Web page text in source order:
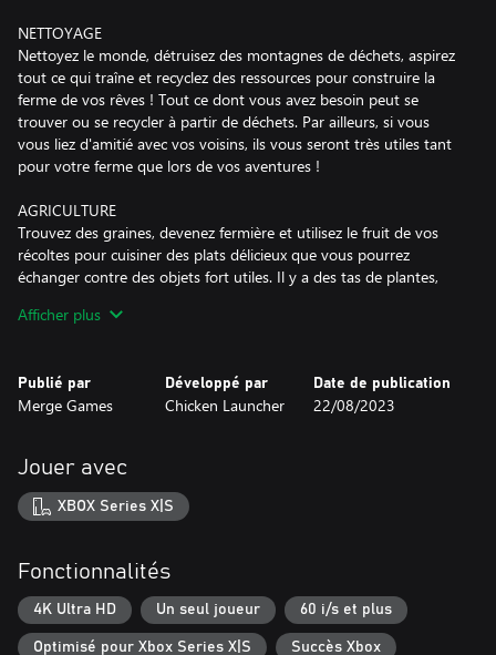
NETTOYAGE
Nettoyez le monde, détruisez des montagnes de déchets, aspirez
tout ce qui traîne et recyclez des ressources pour construire la
ferme de vos rêves ! Tout ce dont vous avez besoin peut se
trouver ou se recycler à partir de déchets. Par ailleurs, si vous
vous liez d'amitié avec vos voisins, ils vous seront très utiles tant
pour votre ferme que lors de vos aventures !
AGRICULTURE
Trouvez des graines, devenez fermière et utilisez le fruit de vos
récoltes pour cuisiner des plats délicieux que vous pourrez
échanger contre des objets fort utiles. Il y a des tas de plantes,
Vous trouverez également de quoi faire du miel, de la confiture,
EXPLORATION
Partez à l'aventure et découvrez de nombreuses régions aux
réparez les dégâts occasionnés par les vapeurs toxiques qui
empoisonnent l'endroit. Sauvez les animaux du froid intense des
Pics gelés et réparez les fuites d'une vieille usine qui a transformé
la flore locale en champignons géants. Brisez le barrage géant et
désert.
FIESTAS
Trouvez et sauvez des animaux de la ferme qui se sont perdus
Afficher plus
Publié par
Merge Games
Développé par
Chicken Launcher
Date de publication
22/08/2023
Jouer avec
XBOX Series X|S
Fonctionnalités
4K Ultra HD Un seul joueur 60 i/s et plus
Optimisé pour Xbox Series X|S Succès Xbox